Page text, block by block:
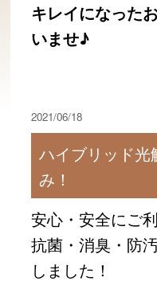
キレイになった
いませ♪
2021/06/18
ハイブリッド
み！
安心・安全にご
抗菌・消臭・防
しました！